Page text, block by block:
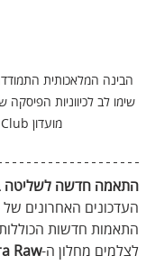
הבינה המלאכותית
שימו לב לכיווניות
מועדון Dance Club
התאמה חדשה לשליטה
העדכונים האחרונים של
התאמות חדשות
לצלמים מחלון ה-Raw